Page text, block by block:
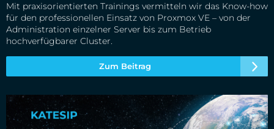
Mit praxisorientierten Trainings vermitteln wir das Know-how
für den professionellen Einsatz von Proxmox VE – von der
Administration einzelner Server bis zum Betrieb
hochverfügbarer Cluster.
Zum Beitrag